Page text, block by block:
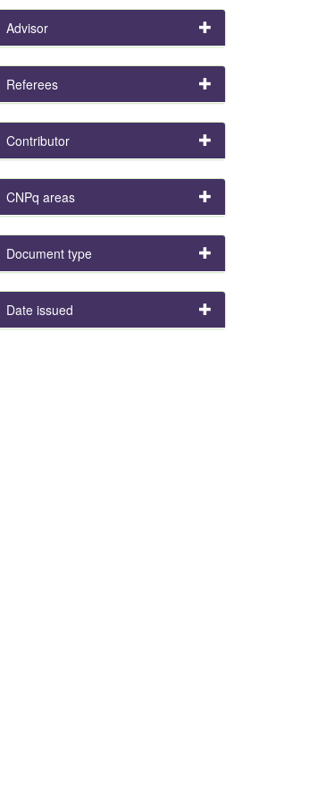
Advisor
Referees
Contributor
CNPq areas
Document type
Date issued